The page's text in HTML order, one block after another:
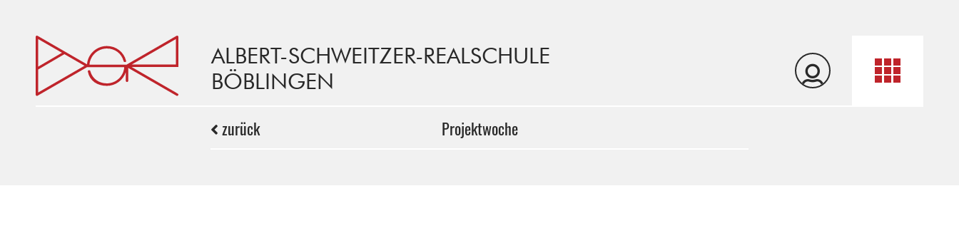
ALBERT-SCHWEITZER-REALSCHULE
BÖBLINGEN
zurück Projektwoche